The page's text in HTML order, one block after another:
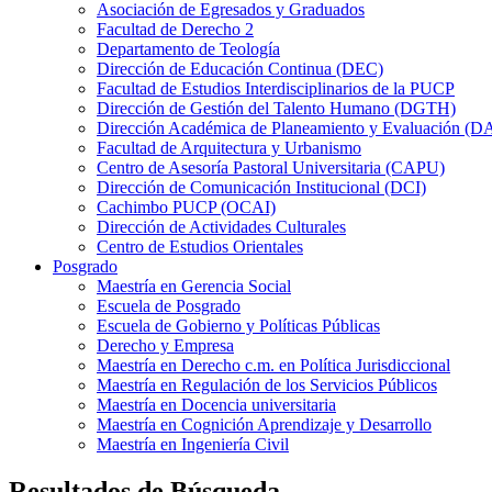
Asociación de Egresados y Graduados
Facultad de Derecho 2
Departamento de Teología
Dirección de Educación Continua (DEC)
Facultad de Estudios Interdisciplinarios de la PUCP
Dirección de Gestión del Talento Humano (DGTH)
Dirección Académica de Planeamiento y Evaluación
Facultad de Arquitectura y Urbanismo
Centro de Asesoría Pastoral Universitaria (CAPU)
Dirección de Comunicación Institucional (DCI)
Cachimbo PUCP (OCAI)
Dirección de Actividades Culturales
Centro de Estudios Orientales
Posgrado
Maestría en Gerencia Social
Escuela de Posgrado
Escuela de Gobierno y Políticas Públicas
Derecho y Empresa
Maestría en Derecho c.m. en Política Jurisdiccional
Maestría en Regulación de los Servicios Públicos
Maestría en Docencia universitaria
Maestría en Cognición Aprendizaje y Desarrollo
Maestría en Ingeniería Civil